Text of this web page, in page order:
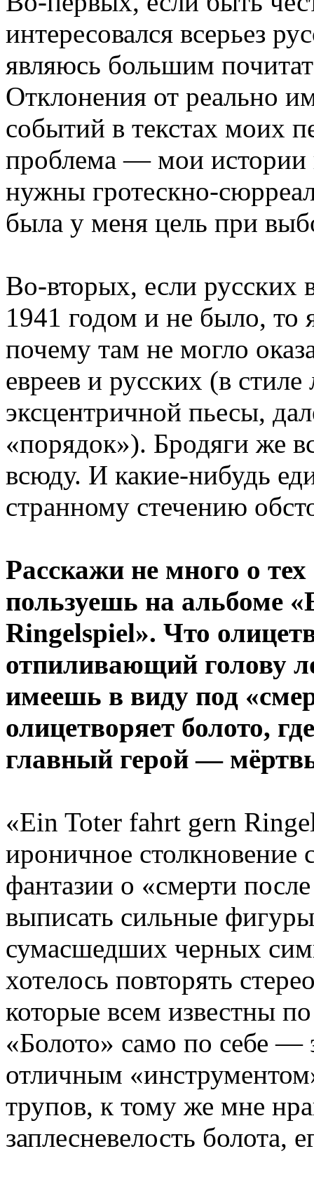
интересовался всерьез
являюсь большим
Отклонения от реально
событий в текстах моих
проблема — мои истории
нужны гротескно-
была у меня цель при
Во-вторых, если русских
1941 годом и не было, то
почему там не могло
евреев и русских (в
эксцентричной пьесы,
«порядок»). Бродяги же
всюду. И какие-нибудь
странному стечению
Расскажи не много о
пользуешь на альбоме
Ringelspiel». Что
отпиливающий голову
имеешь в виду под
олицетворяет болото,
главный герой —
«Ein Toter fahrt gern
ироничное столкновение
фантазии о «смерти
выписать сильные
сумасшедших черных
хотелось повторять
которые всем известны
«Болото» само по себе —
отличным
трупов, к тому же мне
заплесневелость